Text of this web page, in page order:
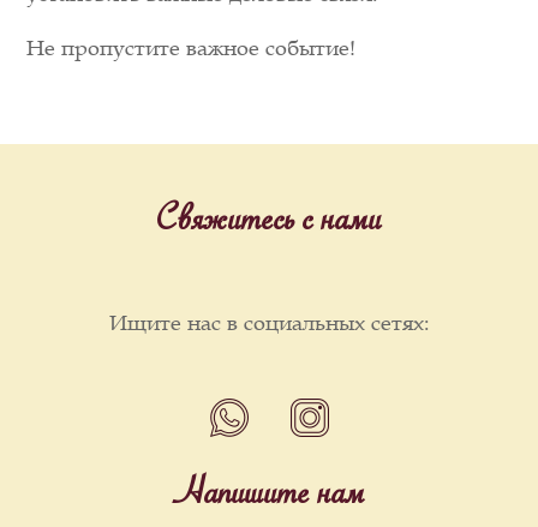
Не пропустите важное событие!
Свяжитесь с нами
Ищите нас в социальных сетях:
Напишите нам